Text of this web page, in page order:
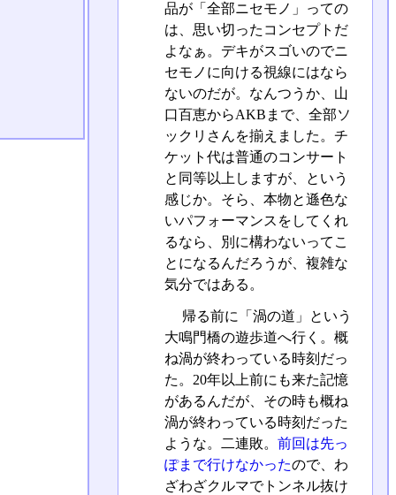
品が「全部ニセモノ」っての
は、思い切ったコンセプトだ
よなぁ。デキがスゴいのでニ
セモノに向ける視線にはなら
ないのだが。なんつうか、山
口百恵からAKBまで、全部ソ
ックリさんを揃えました。チ
ケット代は普通のコンサート
と同等以上しますが、という
感じか。そら、本物と遜色な
いパフォーマンスをしてくれ
るなら、別に構わないってこ
とになるんだろうが、複雑な
気分ではある。
帰る前に「渦の道」という
大鳴門橋の遊歩道へ行く。概
ね渦が終わっている時刻だっ
た。20年以上前にも来た記憶
があるんだが、その時も概ね
渦が終わっている時刻だった
ような。二連敗。 前回は先っ
ぽまで行けなかったので、わ
ざわざクルマでトンネル抜け